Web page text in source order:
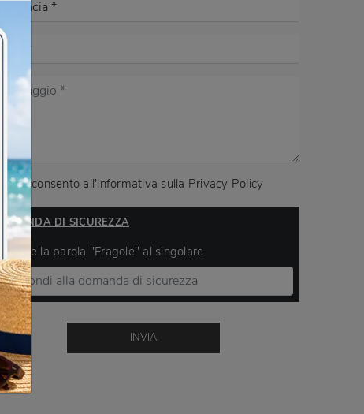
Acconsento all'informativa sulla Privacy Policy
DOMANDA DI SICUREZZA
Scrivere la parola "Fragole" al singolare
INVIA